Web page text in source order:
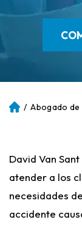
Ini / Abogado
David Van Sant
atender a los
necesidades
accidente